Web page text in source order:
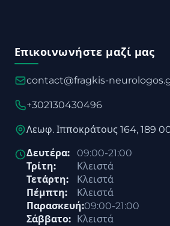
Επικοινωνήστε μαζί μας
contact@fragkis-
+302130430496
Λεωφ. Ιπποκράτους 164, 189
Δευτέρα:
09:00-21:00
Τρίτη:
Κλειστά
Τετάρτη:
Κλειστά
Πέμπτη:
Κλειστά
Παρασκευή:09:00-21:00
Σάββατο:
Κλειστά